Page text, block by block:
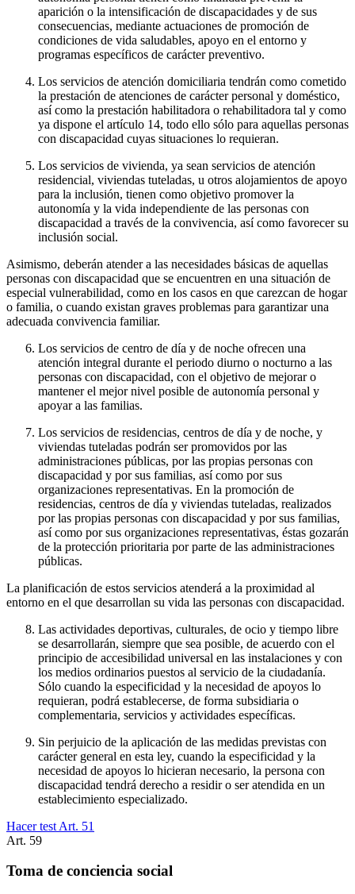
aparición o la intensificación de discapacidades y de sus
consecuencias, mediante actuaciones de promoción de
condiciones de vida saludables, apoyo en el entorno y
programas específicos de carácter preventivo.
Los servicios de atención domiciliaria tendrán como cometido
la prestación de atenciones de carácter personal y doméstico,
así como la prestación habilitadora o rehabilitadora tal y como
ya dispone el artículo 14, todo ello sólo para aquellas personas
con discapacidad cuyas situaciones lo requieran.
Los servicios de vivienda, ya sean servicios de atención
residencial, viviendas tuteladas, u otros alojamientos de apoyo
para la inclusión, tienen como objetivo promover la
autonomía y la vida independiente de las personas con
discapacidad a través de la convivencia, así como favorecer su
inclusión social.
Asimismo, deberán atender a las necesidades básicas de aquellas
personas con discapacidad que se encuentren en una situación de
especial vulnerabilidad, como en los casos en que carezcan de hogar
o familia, o cuando existan graves problemas para garantizar una
adecuada convivencia familiar.
Los servicios de centro de día y de noche ofrecen una
atención integral durante el periodo diurno o nocturno a las
personas con discapacidad, con el objetivo de mejorar o
mantener el mejor nivel posible de autonomía personal y
apoyar a las familias.
Los servicios de residencias, centros de día y de noche, y
viviendas tuteladas podrán ser promovidos por las
administraciones públicas, por las propias personas con
discapacidad y por sus familias, así como por sus
organizaciones representativas. En la promoción de
residencias, centros de día y viviendas tuteladas, realizados
por las propias personas con discapacidad y por sus familias,
así como por sus organizaciones representativas, éstas gozarán
de la protección prioritaria por parte de las administraciones
públicas.
La planificación de estos servicios atenderá a la proximidad al
entorno en el que desarrollan su vida las personas con discapacidad.
Las actividades deportivas, culturales, de ocio y tiempo libre
se desarrollarán, siempre que sea posible, de acuerdo con el
principio de accesibilidad universal en las instalaciones y con
los medios ordinarios puestos al servicio de la ciudadanía.
Sólo cuando la especificidad y la necesidad de apoyos lo
requieran, podrá establecerse, de forma subsidiaria o
complementaria, servicios y actividades específicas.
Sin perjuicio de la aplicación de las medidas previstas con
carácter general en esta ley, cuando la especificidad y la
necesidad de apoyos lo hicieran necesario, la persona con
discapacidad tendrá derecho a residir o ser atendida en un
establecimiento especializado.
Hacer test Art. 51
Art. 59
Toma de conciencia social